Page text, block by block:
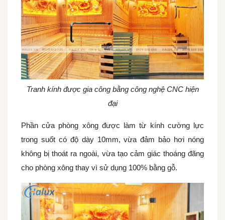
Tranh kính được gia công bằng công nghệ CNC hiện
đại
Phần cửa phòng xông được làm từ kính cường lực
trong suốt có độ dày 10mm, vừa đảm bảo hơi nóng
không bị thoát ra ngoài, vừa tạo cảm giác thoáng đãng
cho phòng xông thay vì sử dụng 100% bằng gỗ.